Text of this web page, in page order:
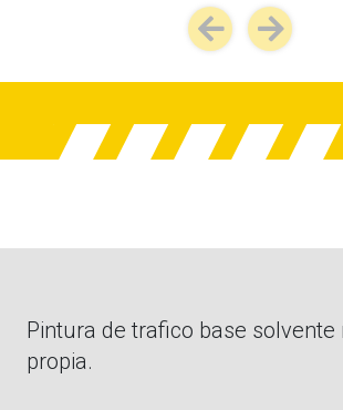
Pintura de trafico base solvente
propia.